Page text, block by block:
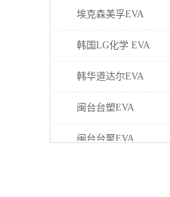
埃克森美孚EVA
韩国LG化学 EVA
韩华道达尔EVA
闽台台塑EVA
闽台台聚EVA